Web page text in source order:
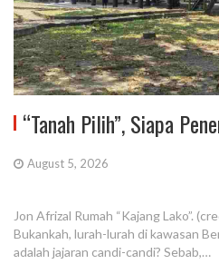
“Tanah Pilih”, Siapa
August 5, 2026
Jon Afrizal Rumah “Kajang Lako”.
Bukankah, lurah-lurah di kawasan
adalah jajaran candi-candi? Sebab,…